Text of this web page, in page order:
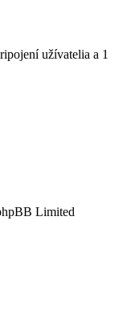
užívatelia a 1
Limited